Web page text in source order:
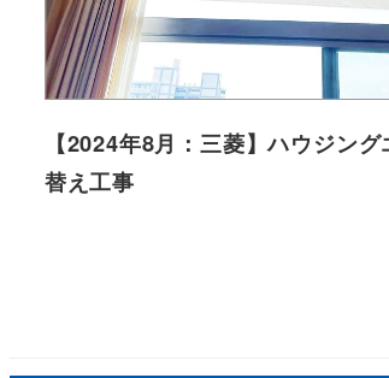
【2024年8月：三菱】ハウジン
替え工事